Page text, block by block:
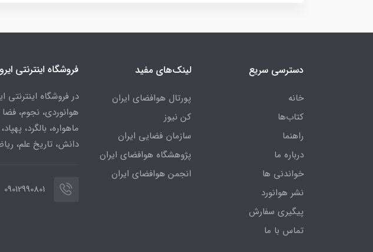
دسترسی سریع
خانه
کتاب‌ها
راهنما
درباره ما
خواندنی ها
نشر هوانورد
پیگیری سفارش
تماس با ما
لینک‌های مفید
پورتال هوافضای ایران
کن نیوز
سازمان فضایی ایران
پژوهشگاه هوافضای ایران
انجمن هوافضای ایران
فروشگاه اینترنتی
در فروشگاه
هوانوردی، نجوم،
ماهواره، بالگرد،
دانش، تاریخ علم،
09012990801